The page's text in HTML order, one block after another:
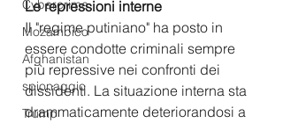
Cybercrime
Mozambico
Afghanistan
spionaggio
Trump
Le repressioni interne
Il "regime putiniano" ha posto in
essere condotte criminali sempre
più repressive nei confronti dei
dissidenti. La situazione interna sta
drammaticamente deteriorandosi a